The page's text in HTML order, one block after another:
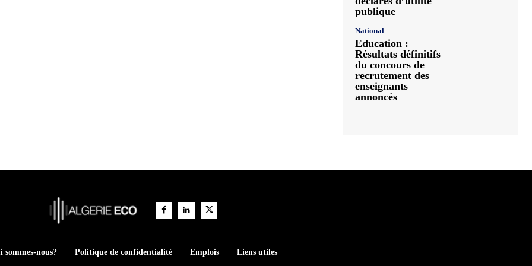
publique
National
Education :
Résultats définitifs
du concours de
recrutement des
enseignants
annoncés
sommes-nous? Politique de confidentialité Emplois Liens utiles